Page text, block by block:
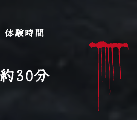
体験時間
約30分